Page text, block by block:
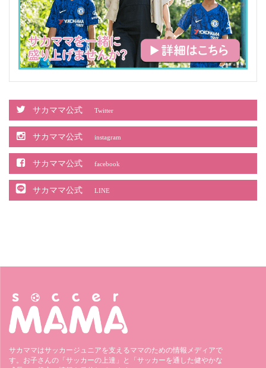
サカママ公式 Twitter
サカママ公式 instagram
サカママ公式 facebook
サカママ公式 LINE
サカママはサッカージュニアを支えるママのための情報メディアで
す。お子さんの「サッカーの上達」と「サッカーを通した健やかな